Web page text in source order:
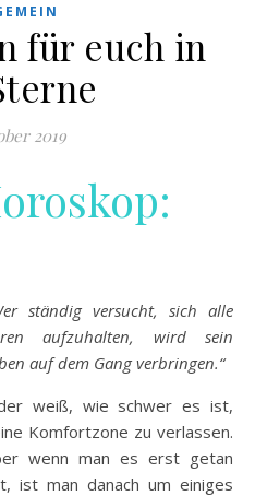
für euch in
2019
aufzuhalten, wird sein
auf dem Gang verbringen.“
weiß, wie schwer es ist,
Komfortzone zu verlassen.
wenn man es erst getan
ist man danach um einiges